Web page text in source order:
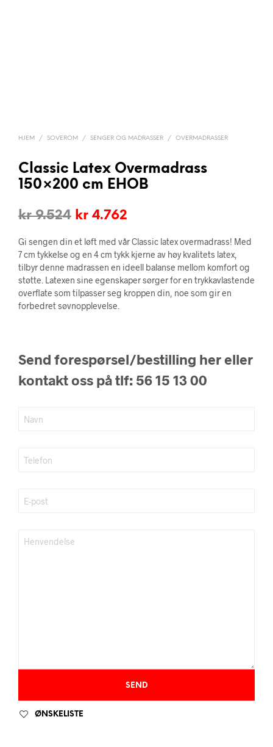
HJEM / SOVEROM / SENGER OG MADRASSER / OVERMADRASSER
Classic Latex Overmadrass
150×200 cm EHOB
kr9.524 Opprinnelig
pris
var:
kr 9.524.
kr 4.762
pris
er:
kr 4.762.
Gi sengen din et løft med vår Classic latex overmadrass! Med
7 cm tykkelse og en 4 cm tykk kjerne av høy kvalitets latex,
tilbyr denne madrassen en ideell balanse mellom komfort og
støtte. Latexen sine egenskaper sørger for en trykkavlastende
overflate som tilpasser seg kroppen din, noe som gir en
forbedret søvnopplevelse.
Send forespørsel/bestilling her eller
kontakt oss på tlf: 56 15 13 00
ØNSKELISTE